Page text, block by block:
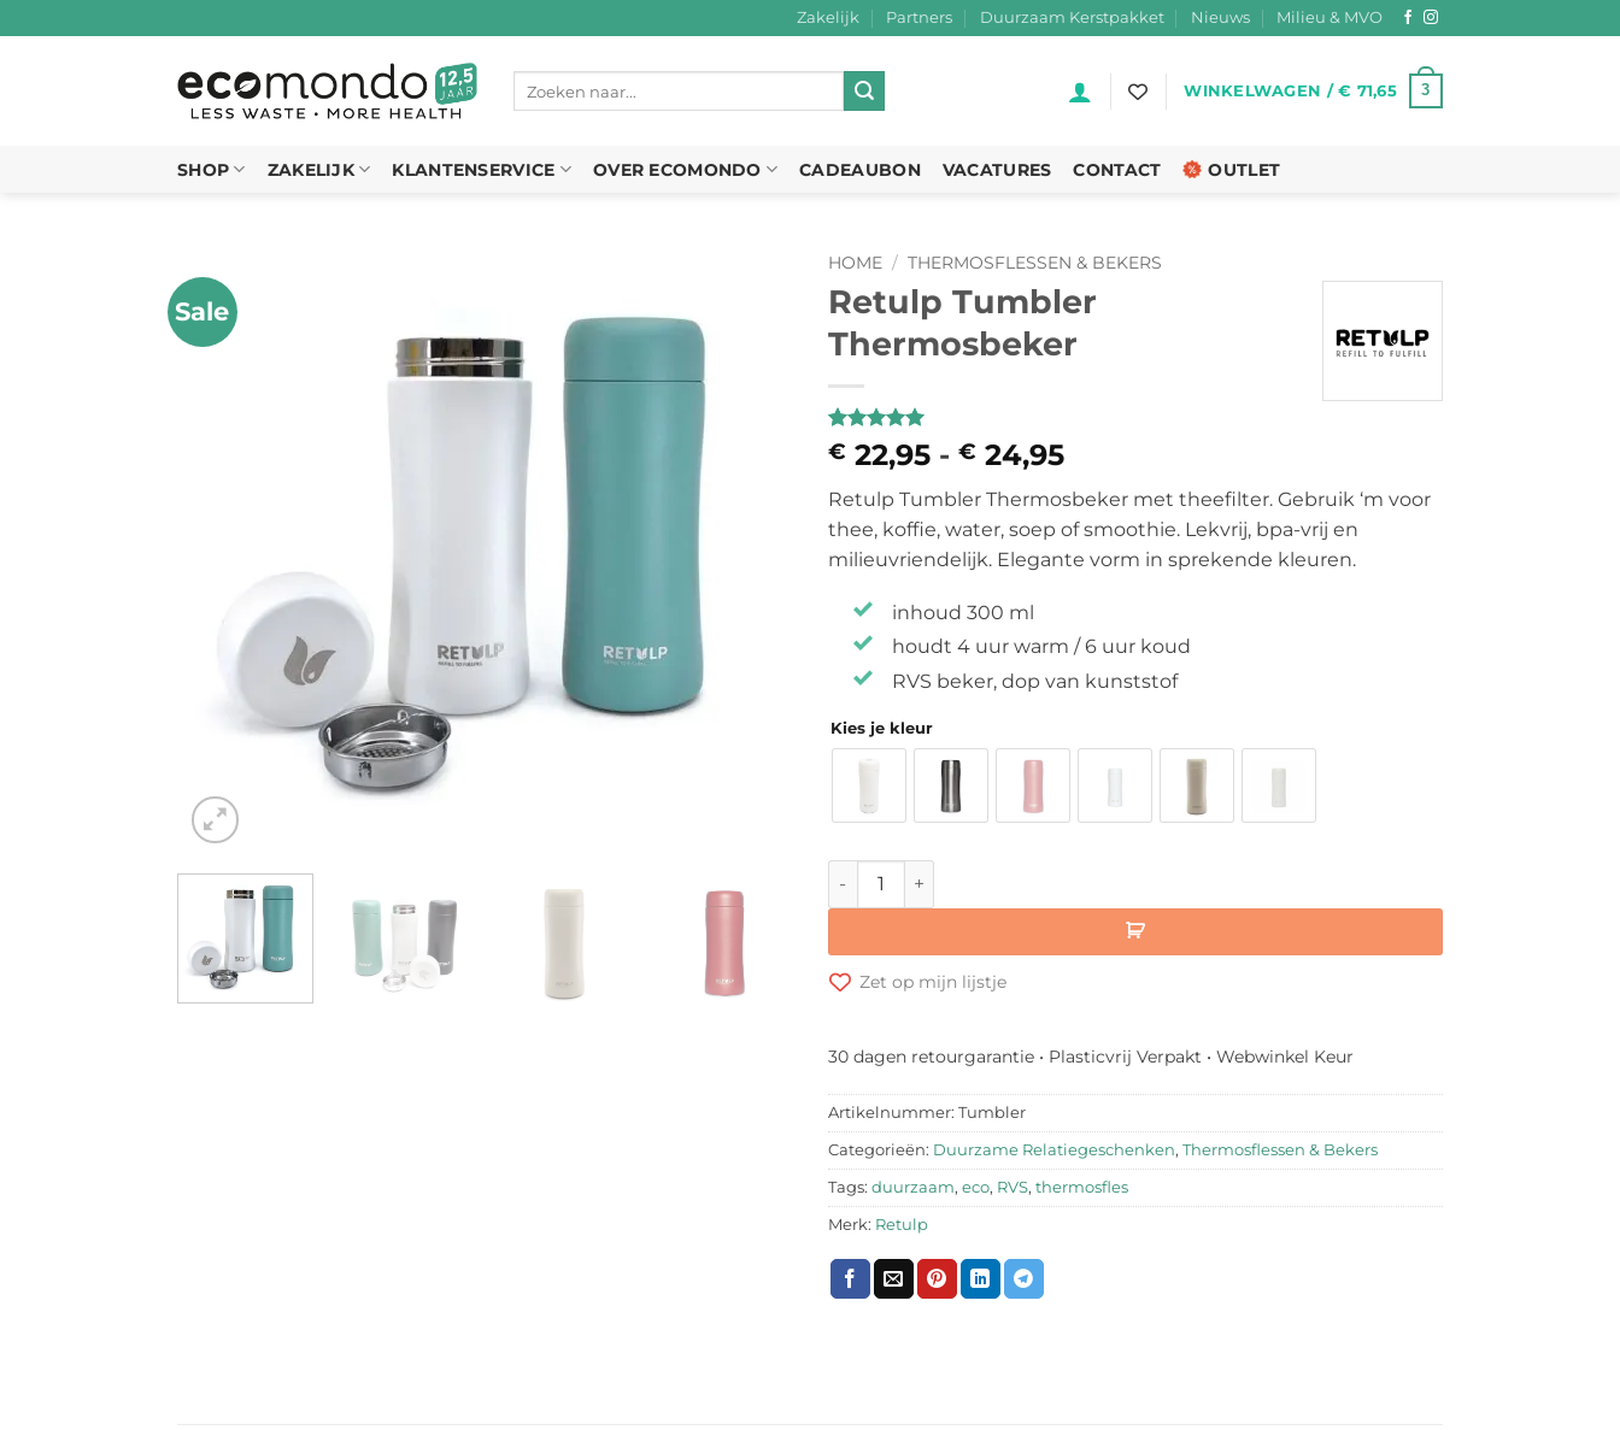
Zakelijk Partners Duurzaam Kerstpakket Nieuws Milieu & MVO
Zoeken
WINKELWAGEN /€ 71,65 3
SHOP ZAKELIJK KLANTENSERVICE OVER ECOMONDO CADEAUBON VACATURES CONTACT OUTLET
Sale
HOME / THERMOSFLESSEN & BEKERS
Retulp Tumbler
Thermosbeker
Waardering
5op 5
op
1
klantbeoordeling
€ 22,95 - € 24,95
€ 22,95
tot
€ 24,95
Retulp Tumbler Thermosbeker met theefilter. Gebruik ‘m voor
thee, koffie, water, soep of smoothie. Lekvrij, bpa-vrij en
milieuvriendelijk. Elegante vorm in sprekende kleuren.
inhoud 300 ml
houdt 4 uur warm / 6 uur koud
RVS beker, dop van kunststof
Kies je kleur
Retulp Tumbler Thermosbeker aantal
Zet op mijn lijstje
30 dagen retourgarantie • Plasticvrij Verpakt • Webwinkel Keur
Artikelnummer: Tumbler
Categorieën: Duurzame Relatiegeschenken, Thermosflessen & Bekers
Tags: duurzaam, eco, RVS, thermosfles
Merk: Retulp